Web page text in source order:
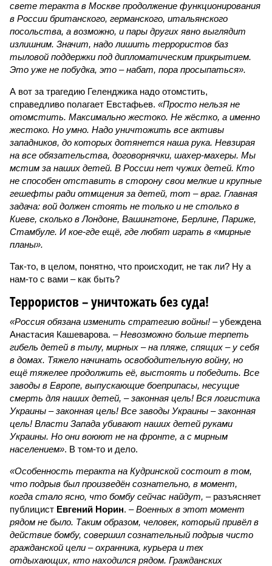
свете теракта в Москве продолжение функционирования
в России британского, германского, итальянского
посольства, а возможно, и пары других явно выглядит
излишним. Значит, надо лишить террористов баз
тыловой поддержки под дипломатическим прикрытием.
Это уже не побудка, это – набат, пора просыпаться».
А вот за трагедию Геленджика надо отомстить,
справедливо полагает Евстафьев. «Просто нельзя не
отомстить. Максимально жестоко. Не жёстко, а именно
жестоко. Но умно. Надо уничтожить все активы
западников, до которых дотянется наша рука. Невзирая
на все обязательства, договорнячки, шахер-махеры. Мы
мстим за наших детей. В России нет чужих детей. Кто
не способен отставить в сторону свои мелкие и крупные
гешефты ради отмщения за детей, тот – враг. Главная
задача: вой должен стоять не только и не столько в
Киеве, сколько в Лондоне, Вашингтоне, Берлине, Париже,
Стамбуле. И кое-где ещё, где любят играть в «мирные
планы».
Так-то, в целом, понятно, что происходит, не так ли? Ну а
нам-то с вами – как быть?
Террористов – уничтожать без суда!
«Россия обязана изменить стратегию войны! – убеждена
Анастасия Кашеварова. –Невозможно больше терпеть
гибель детей в тылу, мирных – на пляже, спящих – у себя
в домах. Тяжело начинать освободительную войну, но
ещё тяжелее продолжить её, выстоять и победить. Все
заводы в Европе, выпускающие боеприпасы, несущие
смерть для наших детей, – законная цель! Вся логистика
Украины – законная цель! Все заводы Украины – законная
цель! Власти Запада убивают наших детей руками
Украины. Но они воюют не на фронте, а с мирным
населением». В том-то и дело.
«Особенность теракта на Кудринской состоит в том,
что подрыв был произведён сознательно, в момент,
когда стало ясно, что бомбу сейчас найдут, – разъясняет
публицист Евгений Норин. –Военных в этот момент
рядом не было. Таким образом, человек, который привёл в
действие бомбу, совершил сознательный подрыв чисто
гражданской цели – охранника, курьера и тех
отдыхающих, кто находился рядом. Гражданских